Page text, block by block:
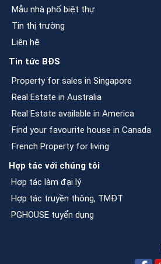
Mẫu nhà phố biệt thự
Tin thị trường
Liên hệ
Tin tức BĐS
Property for sales in Singapore
Real Estate in Australia
Real Estate available in America
Find your favourite house in Canada
French Property for living
Hợp tác với chúng tôi
Hợp tác làm đại lý
Hợp tác truyền thông, TMĐT
PGHOUSE tuyển dụng